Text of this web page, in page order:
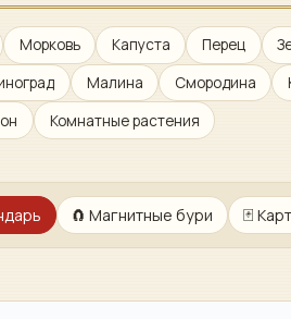
Морковь Капуста Перец
Малина Смородина
Комнатные растения
🧲 Магнитные бури 🃏